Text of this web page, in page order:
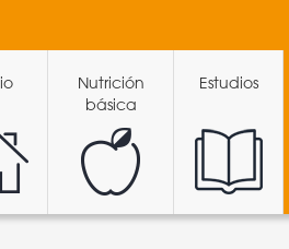
Nutrición
básica
Estudios